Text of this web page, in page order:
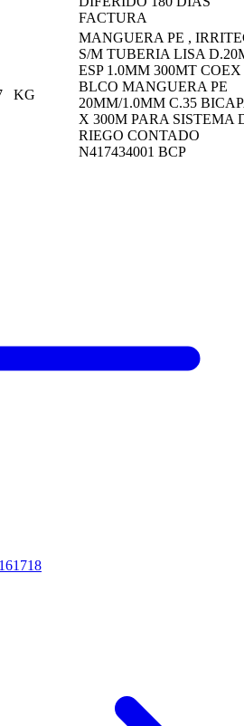
FACTURA
KG
MANGUERA PE ,
S/M TUBERIA LISA
ESP 1.0MM 300MT COEX
BLCO MANGUERA PE
20MM/1.0MM C.35
X 300M PARA SISTEMA
RIEGO CONTADO
N417434001 BCP
161718